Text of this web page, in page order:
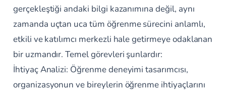
gerçekleştiği andaki bilgi kazanımına değil, aynı
zamanda uçtan uca tüm öğrenme sürecini anlamlı,
etkili ve katılımcı merkezli hale getirmeye odaklanan
bir uzmandır. Temel görevleri şunlardır:
İhtiyaç Analizi: Öğrenme deneyimi tasarımcısı,
organizasyonun ve bireylerin öğrenme ihtiyaçlarını